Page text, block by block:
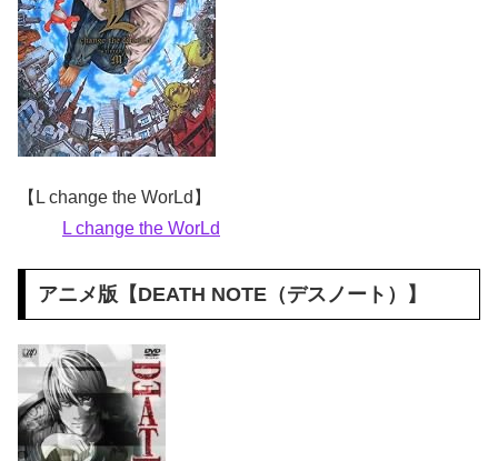
【L change the WorLd】
L change the WorLd
アニメ版【DEATH NOTE（デスノート ）】